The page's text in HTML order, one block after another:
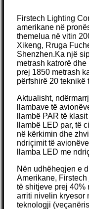
Firstech Lighting
amerikane në
themelua në vitin
Xikeng, Rruga
Shenzhen.Ka një
metrash katrorë
prej 1850 metrash
përfshirë 20 teknikë
Aktualisht,
llambave të
llambë PAR të
llambë LED par, të
në kërkimin dhe
ndriçimit të
llamba LED me
Nën udhëheqjen e
Amerikane,
të shitjeve prej 40%
arriti nivelin kryesor
teknologji